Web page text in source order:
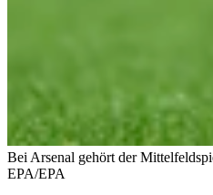
Bei Arsenal gehört der
EPA/EPA